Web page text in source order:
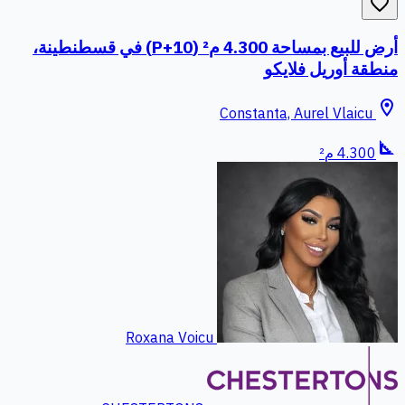
أرض للبيع بمساحة 4.300 م² (P+10) في قسطنطينة،
منطقة أوريل فلايكو
location_on
square_foot 4.300 م²
Roxana Voicu